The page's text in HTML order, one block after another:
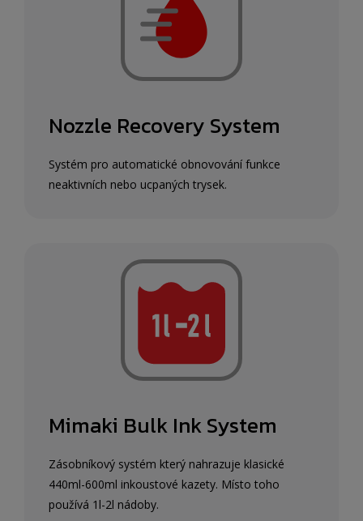
Nozzle Recovery System
Systém pro automatické obnovování funkce
neaktivních nebo ucpaných trysek.
Mimaki Bulk Ink System
Zásobníkový systém který nahrazuje klasické
440ml-600ml inkoustové kazety. Místo toho
používá 1l-2l nádoby.